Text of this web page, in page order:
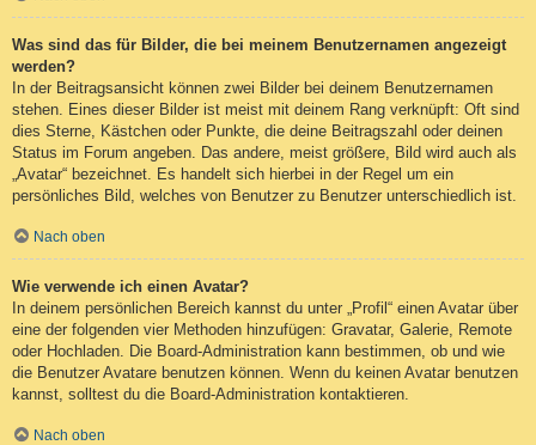
Was sind das für Bilder, die bei meinem Benutzernamen angezeigt
werden?
In der Beitragsansicht können zwei Bilder bei deinem Benutzernamen
stehen. Eines dieser Bilder ist meist mit deinem Rang verknüpft: Oft sind
dies Sterne, Kästchen oder Punkte, die deine Beitragszahl oder deinen
Status im Forum angeben. Das andere, meist größere, Bild wird auch als
„Avatar“ bezeichnet. Es handelt sich hierbei in der Regel um ein
persönliches Bild, welches von Benutzer zu Benutzer unterschiedlich ist.
Nach oben
Wie verwende ich einen Avatar?
In deinem persönlichen Bereich kannst du unter „Profil“ einen Avatar über
eine der folgenden vier Methoden hinzufügen: Gravatar, Galerie, Remote
oder Hochladen. Die Board-Administration kann bestimmen, ob und wie
die Benutzer Avatare benutzen können. Wenn du keinen Avatar benutzen
kannst, solltest du die Board-Administration kontaktieren.
Nach oben